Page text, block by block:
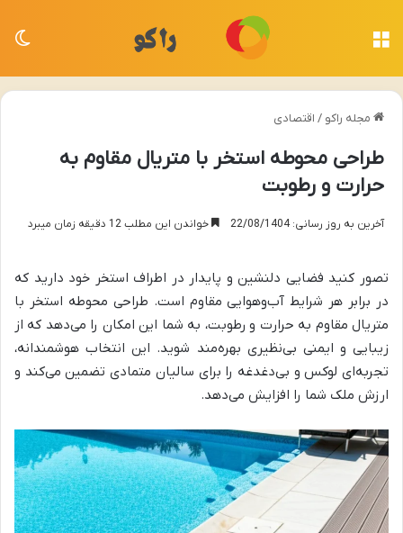
مجله راکو / اقتصادی
طراحی محوطه استخر با متریال مقاوم به
حرارت و رطوبت
آخرین به روز رسانی: 22/08/1404 خواندن این مطلب 12 دقیقه زمان میبرد
تصور کنید فضایی دلنشین و پایدار در اطراف استخر خود دارید که
در برابر هر شرایط آب‌وهوایی مقاوم است. طراحی محوطه استخر با
متریال مقاوم به حرارت و رطوبت، به شما این امکان را می‌دهد که از
زیبایی و ایمنی بی‌نظیری بهره‌مند شوید. این انتخاب هوشمندانه،
تجربه‌ای لوکس و بی‌دغدغه را برای سالیان متمادی تضمین می‌کند و
ارزش ملک شما را افزایش می‌دهد.